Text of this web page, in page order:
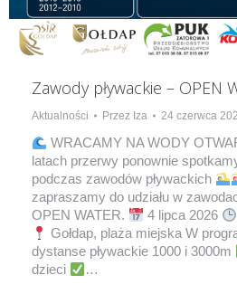
Zawody pływackie – OPEN
Aktualności Przez Iza 24 czerwca
WRACAMY NA WODY
latach przerwy ponownie
podczas zawodów pływackich
zapraszamy do udziału w
OPEN WATER.
4 lipca 2026
Gołdap, plaża miejska W
dystanse pływackie 1000 i 3000m
dzieci
…